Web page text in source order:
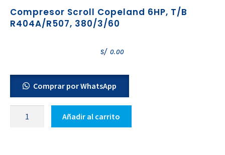
Compresor Scroll Copeland 6HP, T/B
R404A/R507, 380/3/60
S/ 0.00
Comprar por WhatsApp
Añadir al carrito